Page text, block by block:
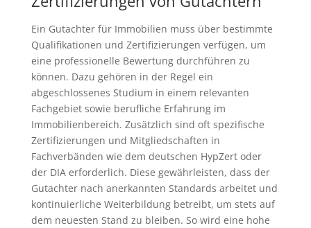
Ein Gutachter für Immobilien muss über bestimmte
Qualifikationen und Zertifizierungen verfügen, um
eine professionelle Bewertung durchführen zu
können. Dazu gehören in der Regel ein
abgeschlossenes Studium in einem relevanten
Fachgebiet sowie berufliche Erfahrung im
Immobilienbereich. Zusätzlich sind oft spezifische
Zertifizierungen und Mitgliedschaften in
Fachverbänden wie dem deutschen HypZert oder
der DIA erforderlich. Diese gewährleisten, dass der
Gutachter nach anerkannten Standards arbeitet und
kontinuierliche Weiterbildung betreibt, um stets auf
dem neuesten Stand zu bleiben. So wird eine hohe